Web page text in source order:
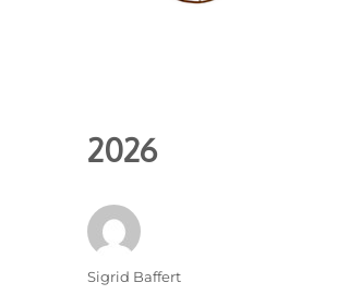
2026
Auteur
Sigrid Baffert